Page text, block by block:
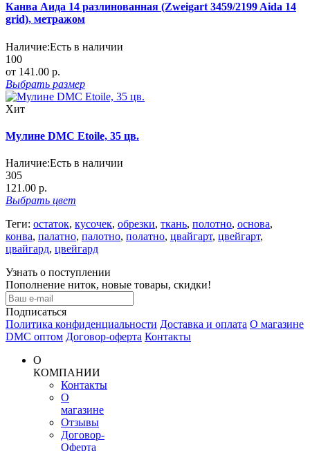
Канва Аида 14 разлинованная (Zweigart 3459/2199 Aida 14
grid), метражом
Наличие:Есть в наличии
100
от 141.00 р.
Выбрать размер
Хит
Мулине DMC Etoile, 35 цв.
Наличие:Есть в наличии
305
121.00 р.
Выбрать цвет
Теги: остаток, кусочек, обрезки, ткань, полотно, основа,
конва, палатно, палотно, полатно, цвайгарт, цвейгарт,
цвайгард, цвейгард
Узнать о поступлении
Пополнение ниток, новые товары, скидки!
Подписаться
Политика конфиденциальности Доставка и оплата О магазине
DMC оптом Договор-оферта Контакты
О
КОМПАНИИ
Контакты
О
магазине
Отзывы
Договор-
Оферта